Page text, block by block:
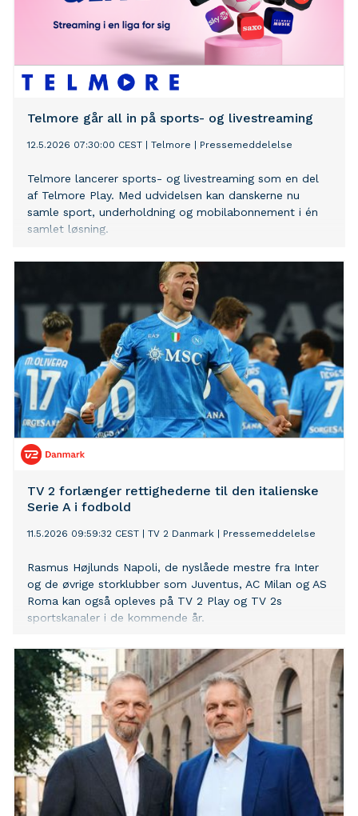
Telmore går all in på sports- og livestreaming
12.5.2026 07:30:00 CEST Telmore Pressemeddelelse
Telmore lancerer sports- og livestreaming som en del
af Telmore Play. Med udvidelsen kan danskerne nu
samle sport, underholdning og mobilabonnement i én
samlet løsning.
TV 2 forlænger rettighederne til den italienske
Serie A i fodbold
11.5.2026 09:59:32 CEST TV 2 Danmark Pressemeddelelse
Rasmus Højlunds Napoli, de nyslåede mestre fra Inter
og de øvrige storklubber som Juventus, AC Milan og AS
Roma kan også opleves på TV 2 Play og TV 2s
sportskanaler i de kommende år.